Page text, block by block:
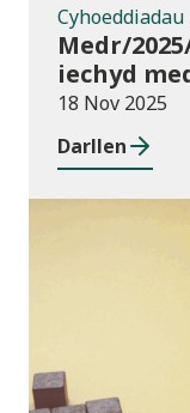
Cyhoeddiadau
Medr/
iechyd
2025/26
18 Nov 2025
Darllen